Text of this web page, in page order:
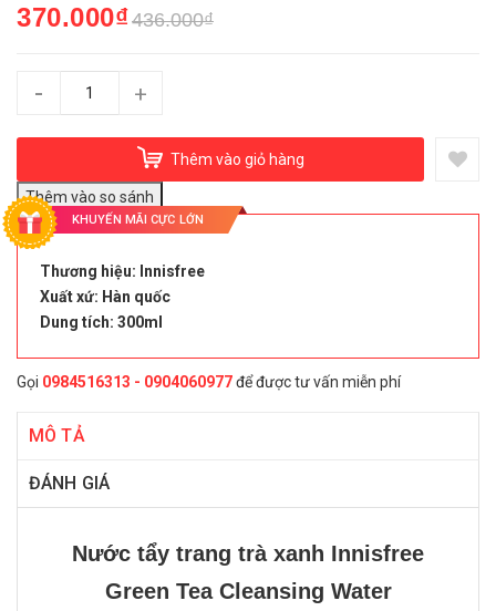
370.000₫436.000₫
- +
Thêm vào giỏ hàng
KHUYẾN MÃI CỰC LỚN
Thương hiệu: Innisfree
Xuất xứ: Hàn quốc
Dung tích: 300ml
Gọi 0984516313 - 0904060977để được tư vấn miễn phí
MÔ TẢ
ĐÁNH GIÁ
Nước tẩy trang trà xanh Innisfree
Green Tea Cleansing Water